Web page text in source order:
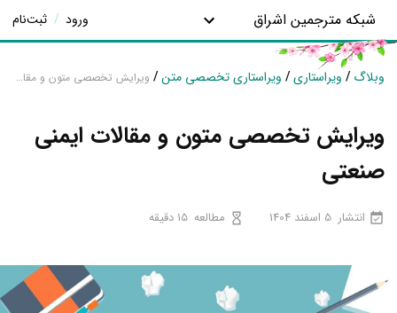
شبکه مترجمین اشراق ورود / ثبت‌نام
وبلاگ / ویراستاری/ ویراستاری تخصصی متن/ ویرایش تخصصی متون و مقالات ایمنی صنعتی
ویرایش تخصصی متون و مقالات ایمنی
صنعتی
انتشار 5 اسفند 1404 مطالعه 15 دقیقه